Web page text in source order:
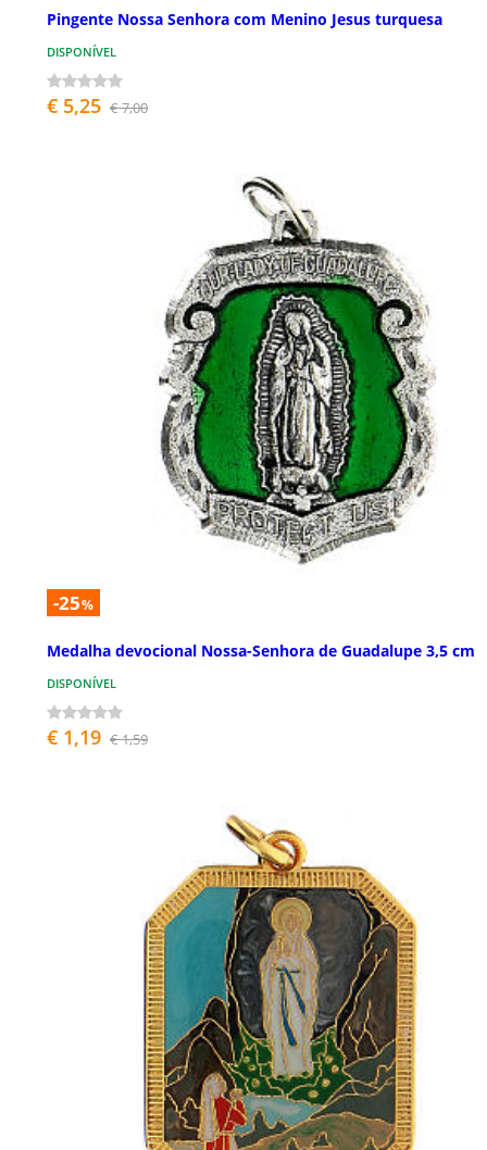
Pingente Nossa Senhora com Menino Jesus turquesa
DISPONÍVEL
€ 5,25 € 7,00
-25%
Medalha devocional Nossa-Senhora de Guadalupe 3,5 cm
DISPONÍVEL
€ 1,19 € 1,59